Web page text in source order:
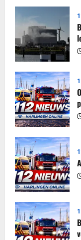
Grote
en
tabak
in
beslag
in
woning